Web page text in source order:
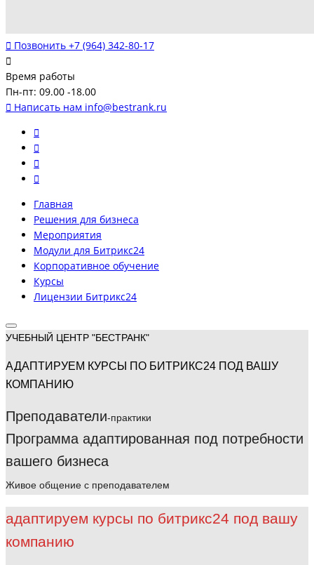
Позвонить +7 (964) 342-80-17
Время работы
Пн-пт: 09.00 -18.00
Написать нам info@bestrank.ru
Главная
Решения для бизнеса
Мероприятия
Модули для Битрикс24
Корпоративное обучение
Курсы
Лицензии Битрикс24
УЧЕБНЫЙ ЦЕНТР "БЕСТРАНК"
АДАПТИРУЕМ КУРСЫ ПО БИТРИКС24 ПОД ВАШУ
КОМПАНИЮ
Преподаватели-практики
Программа адаптированная под потребности
вашего бизнеса
Живое общение с преподавателем
адаптируем курсы по битрикс24 под вашу
компанию